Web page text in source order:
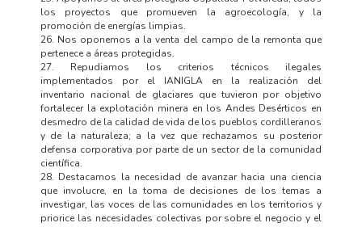
los proyectos que promueven la agroecología, y la
promoción de energías limpias.
26. Nos oponemos a la venta del campo de la remonta que
pertenece a áreas protegidas.
27. Repudiamos los criterios técnicos ilegales
implementados por el IANIGLA en la realización del
inventario nacional de glaciares que tuvieron por objetivo
fortalecer la explotación minera en los Andes Desérticos en
desmedro de la calidad de vida de los pueblos cordilleranos
y de la naturaleza; a la vez que rechazamos su posterior
defensa corporativa por parte de un sector de la comunidad
científica.
28. Destacamos la necesidad de avanzar hacia una ciencia
que involucre, en la toma de decisiones de los temas a
investigar, las voces de las comunidades en los territorios y
priorice las necesidades colectivas por sobre el negocio y el